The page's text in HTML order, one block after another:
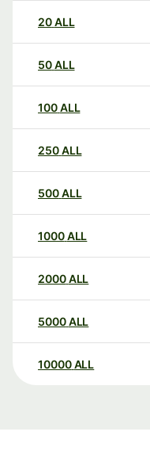
20ALL
50ALL
100ALL
250ALL
500ALL
1000ALL
2000ALL
5000ALL
10000 ALL